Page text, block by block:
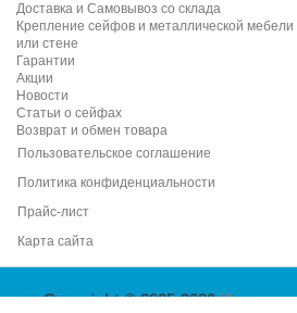
Доставка и Самовывоз со склада
Крепление сейфов и металлической мебели
или стене
Гарантии
Акции
Новости
Статьи о сейфах
Возврат и обмен товара
Пользовательское соглашение
Политика конфиденциальности
Прайс-лист
Карта сайта
Copyright © 2005-2026